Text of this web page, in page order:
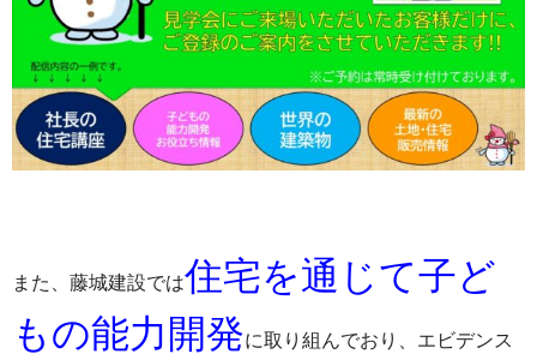
また、藤城建設では住宅を通じて子ど
もの能力開発に取り組んでおり、エビデンス